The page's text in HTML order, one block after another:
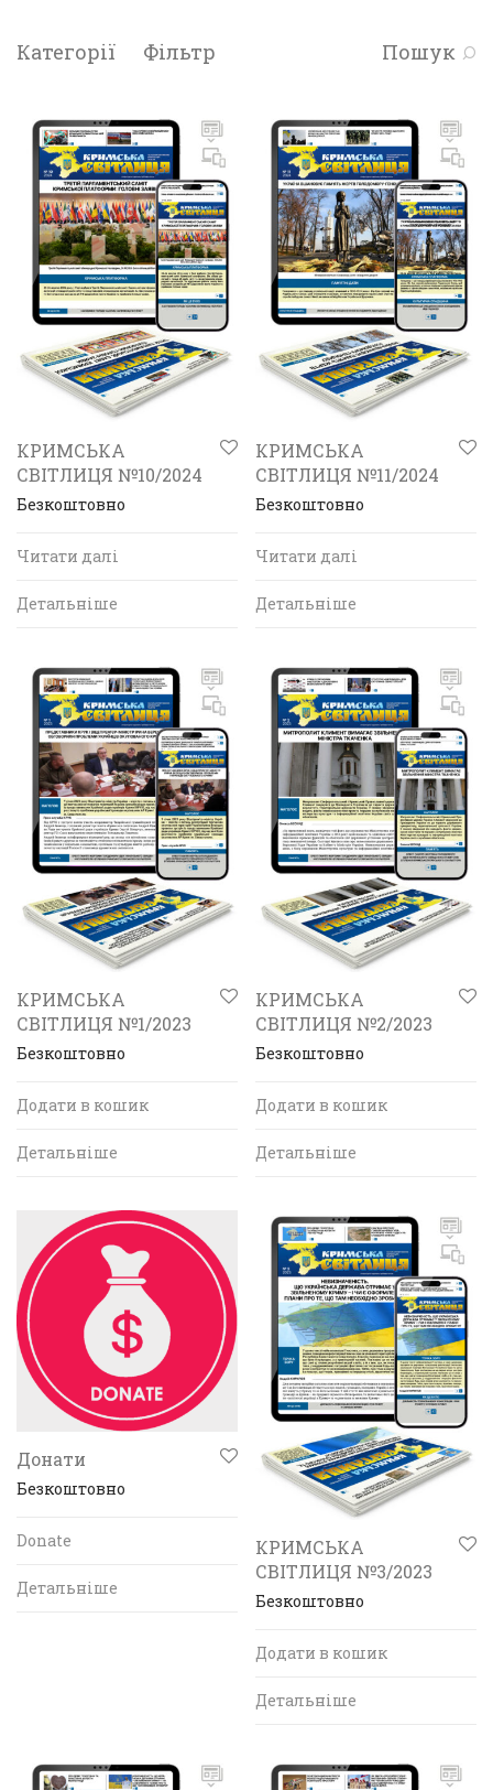
Категорії Фільтр Пошук
КРИМСЬКА
СВІТЛИЦЯ №10/2024
Безкоштовно
Читати далі
Детальніше
КРИМСЬКА
СВІТЛИЦЯ №11/2024
Безкоштовно
Читати далі
Детальніше
КРИМСЬКА
СВІТЛИЦЯ №1/2023
Безкоштовно
Додати в кошик
Детальніше
КРИМСЬКА
СВІТЛИЦЯ №2/2023
Безкоштовно
Додати в кошик
Детальніше
Донати
Безкоштовно
Donate
Детальніше
КРИМСЬКА
СВІТЛИЦЯ №3/2023
Безкоштовно
Додати в кошик
Детальніше